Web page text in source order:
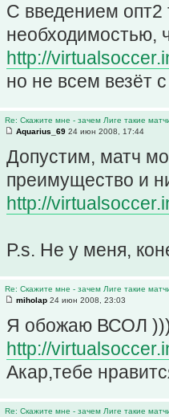
C введением
необходимостью,
http://
но не всем везёт
Re: Скажите мне - зачем Лиге такие
Aquarius_69 24 июн 2008, 17:44
Допустим, матч
преимущество и
http://
P.s. Не у меня,
Re: Скажите мне - зачем Лиге такие
miholap 24 июн 2008, 23:03
Я обожаю ВСОЛ
http://
Акар,тебе
Re: Скажите мне - зачем Лиге такие